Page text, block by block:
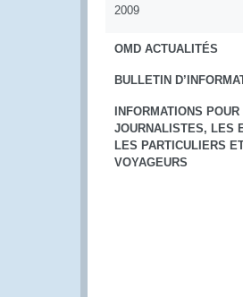
2009
OMD ACTUALITÉS
BULLETIN
INFORMATIONS
JOURNALISTES, LES
LES PARTICULIERS
VOYAGEURS